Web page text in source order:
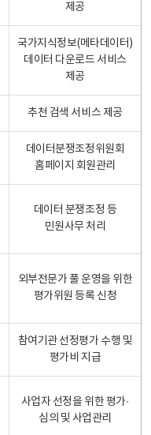
제공
국가지식정보(메타데이터)
데이터 다운로드 서비스
제공
추천 검색 서비스 제공
데이터분쟁조정위원회
홈페이지 회원관리
데이터 분쟁조정 등
민원사무 처리
외부전문가 풀 운영을 위한
평가위원 등록 신청
참여기관 선정평가 수행 및
평가비 지급
사업자 선정을 위한 평가·
심의 및 사업관리